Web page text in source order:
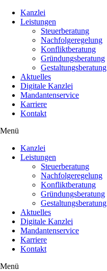
Kanzlei
Leistungen
Steuerberatung
Nachfolgeregelung
Konfliktberatung
Gründungsberatung
Gestaltungsberatung
Aktuelles
Digitale Kanzlei
Mandantenservice
Karriere
Kontakt
Menü
Kanzlei
Leistungen
Steuerberatung
Nachfolgeregelung
Konfliktberatung
Gründungsberatung
Gestaltungsberatung
Aktuelles
Digitale Kanzlei
Mandantenservice
Karriere
Kontakt
Menü